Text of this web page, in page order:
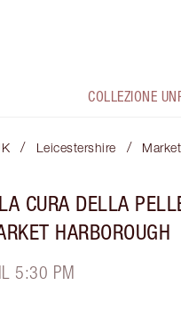
COLLEZIONE
/ Leicestershire /
CURA DELLA
HARBOROUGH
5:30 PM